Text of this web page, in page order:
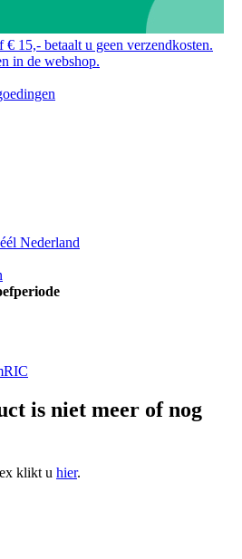
15,- betaalt u geen verzendkosten.
in de webshop.
Nederland
is niet meer of nog
klikt u hier.